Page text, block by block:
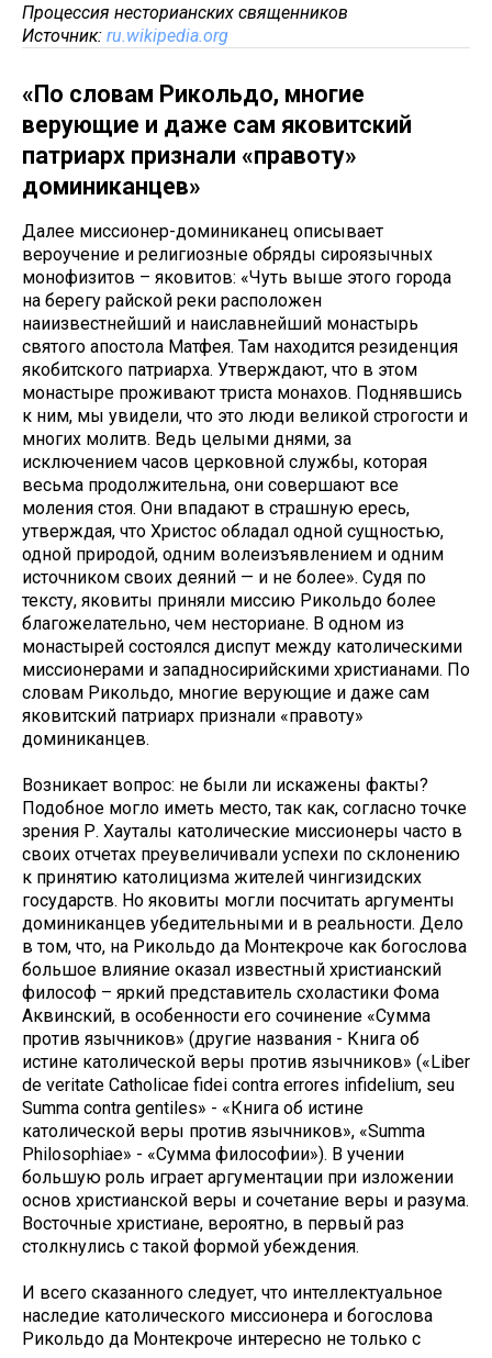
Процессия несторианских священников
Источник: ru.wikipedia.org
«По словам Рикольдо, многие
верующие и даже сам яковитский
патриарх признали «правоту»
доминиканцев»
Далее миссионер-доминиканец описывает
вероучение и религиозные обряды сироязычных
монофизитов – яковитов: «Чуть выше этого города
на берегу райской реки расположен
наиизвестнейший и наиславнейший монастырь
святого апостола Матфея. Там находится резиденция
якобитского патриарха. Утверждают, что в этом
монастыре проживают триста монахов. Поднявшись
к ним, мы увидели, что это люди великой строгости и
многих молитв. Ведь целыми днями, за
исключением часов церковной службы, которая
весьма продолжительна, они совершают все
моления стоя. Они впадают в страшную ересь,
утверждая, что Христос обладал одной сущностью,
одной природой, одним волеизъявлением и одним
источником своих деяний — и не более». Судя по
тексту, яковиты приняли миссию Рикольдо более
благожелательно, чем несториане. В одном из
монастырей состоялся диспут между католическими
миссионерами и западносирийскими христианами. По
словам Рикольдо, многие верующие и даже сам
яковитский патриарх признали «правоту»
доминиканцев.
Возникает вопрос: не были ли искажены факты?
Подобное могло иметь место, так как, согласно точке
зрения Р. Хауталы католические миссионеры часто в
своих отчетах преувеличивали успехи по склонению
к принятию католицизма жителей чингизидских
государств. Но яковиты могли посчитать аргументы
доминиканцев убедительными и в реальности. Дело
в том, что, на Рикольдо да Монтекроче как богослова
большое влияние оказал известный христианский
философ – яркий представитель схоластики Фома
Аквинский, в особенности его сочинение «Сумма
против язычников» (другие названия - Книга об
истине католической веры против язычников» («Liber
de veritate Catholicae fidei contra errores infidelium, seu
Summa contra gentiles» - «Книга об истине
католической веры против язычников», «Summa
Philosophiae» - «Сумма философии»). В учении
большую роль играет аргументации при изложении
основ христианской веры и сочетание веры и разума.
Восточные христиане, вероятно, в первый раз
столкнулись с такой формой убеждения.
И всего сказанного следует, что интеллектуальное
наследие католического миссионера и богослова
Рикольдо да Монтекроче интересно не только с